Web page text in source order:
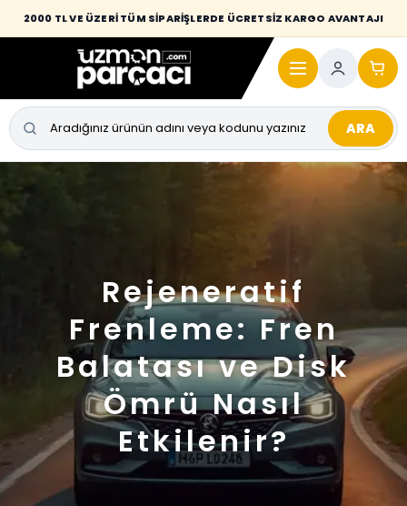
2000 TL VE ÜZERİ TÜM SİPARİŞLERDE ÜCRETSİZ KARGO AVANTAJI
ARA
Rejeneratif
Frenleme: Fren
Balatası ve Disk
Ömrü Nasıl
Etkilenir?